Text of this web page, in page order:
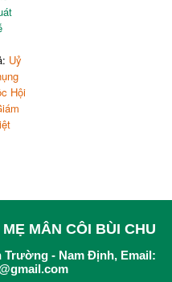
Uỷ
Hội
MÂN CÔI BÙI CHU
Trường - Nam Định, Email: